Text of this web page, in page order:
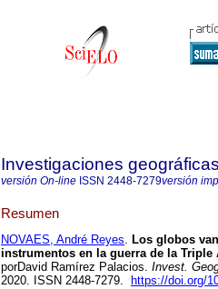
Investigaciones geográficas
versión On-line ISSN 2448-7279versión
Resumen
NOVAES, André Reyes. Los globos
instrumentos en la guerra de la Triple
porDavid Ramírez Palacios. Invest.
2020. ISSN 2448-7279.
https://doi.org/